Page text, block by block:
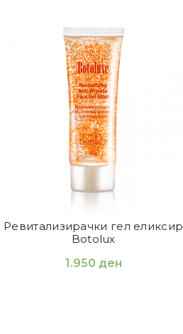
Ревитализирачки гел еликсир
Botolux
1.950 ден